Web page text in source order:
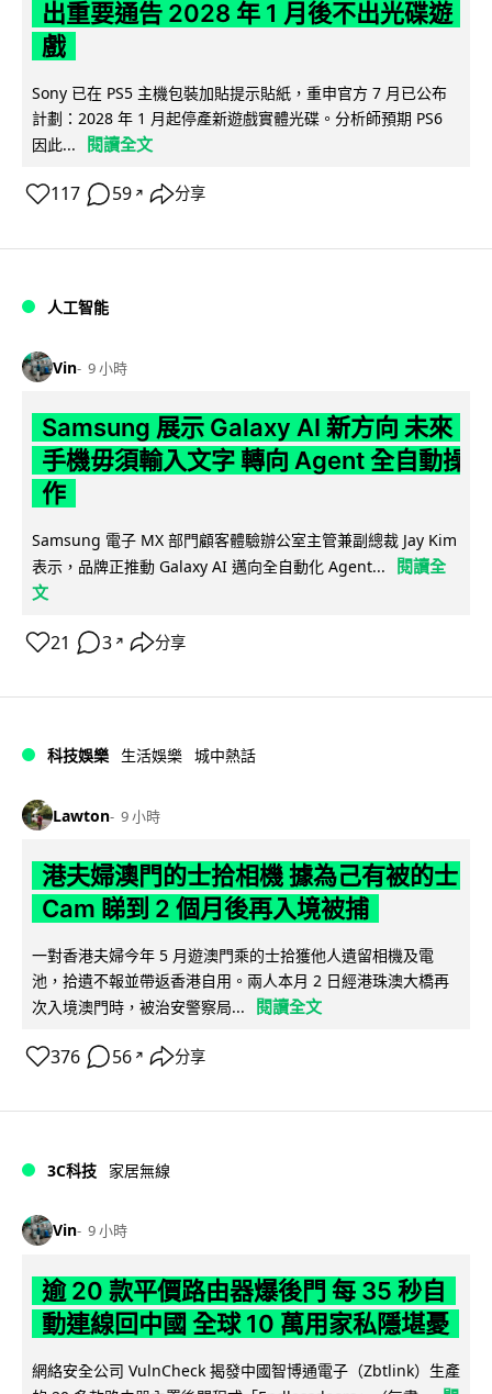
出重要通告 2028 年 1 月後不出光碟遊
戲
Sony 已在 PS5 主機包裝加貼提示貼紙，重申官方 7 月已公布
計劃：2028 年 1 月起停產新遊戲實體光碟。分析師預期 PS6
因此...
閱讀全文
117 59 ↗ 分享
人工智能
Vin 9 小時
Samsung 展示 Galaxy AI 新方向 未來
手機毋須輸入文字 轉向 Agent 全自動操
作
Samsung 電子 MX 部門顧客體驗辦公室主管兼副總裁 Jay Kim
表示，品牌正推動 Galaxy AI 邁向全自動化 Agent...
閱讀全
文
21 3 ↗ 分享
科技娛樂 生活娛樂 城中熱話
Lawton 9 小時
港夫婦澳門的士拾相機 據為己有被的士
Cam 睇到 2 個月後再入境被捕
一對香港夫婦今年 5 月遊澳門乘的士拾獲他人遺留相機及電
池，拾遺不報並帶返香港自用。兩人本月 2 日經港珠澳大橋再
次入境澳門時，被治安警察局...
閱讀全文
376 56 ↗ 分享
3C科技 家居無線
Vin 9 小時
逾 20 款平價路由器爆後門 每 35 秒自
動連線回中國 全球 10 萬用家私隱堪憂
網絡安全公司 VulnCheck 揭發中國智博通電子（Zbtlink）生產